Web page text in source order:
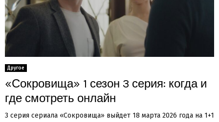
Другое
«Сокровища» 1 сезон 3 серия: когда и
где смотреть онлайн
3 серия сериала «Сокровища» выйдет 18 марта 2026 года на 1+1